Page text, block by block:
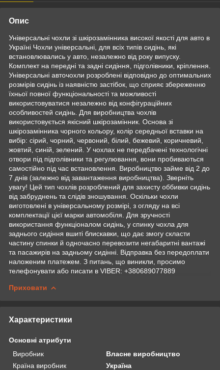
Опис
Універсальні чохли зі шкірозамінника високої якості для авто в
Україні Чохли універсальні, для всіх типів сидінь, які
встановлювались у авто, незалежно від року випуску.
Комплект на передні та задні сидіння, підголівники, кріплення.
Універсальні авточохли розроблені відповідно до оптимальних
розмірів сидінь із наявністю застібок, що сприяє збереженню
їхньої повної функціональності та можливості
використовуватися незалежно від конфігураційних
особливостей сидінь. Для виробництва чохлів
використовується якісний шкірозамінник. Основа зі
шкірозамінника чорного кольору, колір середньої вставки на
вибір: сірий, чорний, червоний, білий, бежевий, коричневий,
жовтий, синій, зелений. У чохлах не передбачені технологічні
отвори під підголівники та регулювання, вони пробиваються
самостійно під час встановлення. Виробництво займе від 2 до
7 днів (залежно від завантаження виробництва). Зверніть
увагу! Цей тип чохлів розроблений для захисту оббивки сидінь
від забруднень та слідів зношування. Оскільки чохли
виготовлені в універсальному розмірі, з огляду на всі
комплектації цієї марки автомобіля. Для зручності
використання функціоналом сидінь, у спинку чохла для
заднього сидіння вшиті блискавки, що дає змогу скласти
частину спинки й одночасно перевозити негабаритні вантажі
та пасажирів на задньому сидінні. Відправка без передоплати
наложеним платежем. З питань, що виникли, просимо
телефонувати або писати в VIBER: +380689077889
Приховати
Характеристики
Основні атрибути
Виробник
Власне виробництво
Країна виробник
Україна